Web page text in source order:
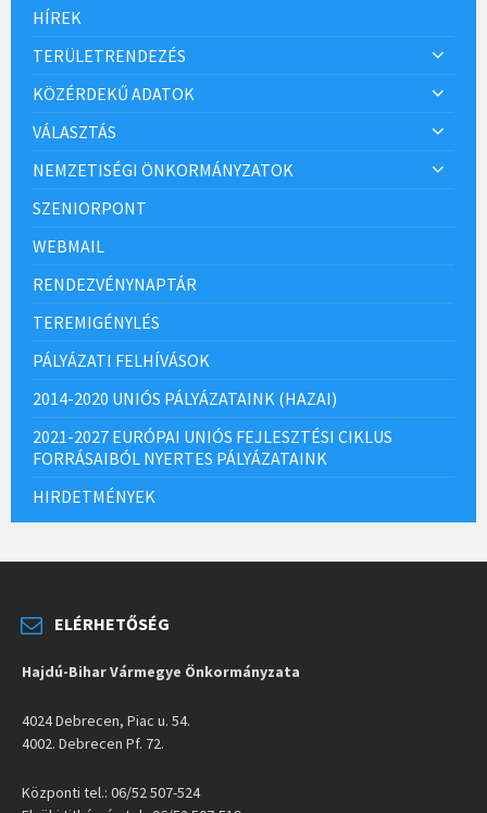
HÍREK
TERÜLETRENDEZÉS
KÖZÉRDEKŰ ADATOK
VÁLASZTÁS
NEMZETISÉGI ÖNKORMÁNYZATOK
SZENIORPONT
WEBMAIL
RENDEZVÉNYNAPTÁR
TEREMIGÉNYLÉS
PÁLYÁZATI FELHÍVÁSOK
2014-2020 UNIÓS PÁLYÁZATAINK (HAZAI)
2021-2027 EURÓPAI UNIÓS FEJLESZTÉSI CIKLUS
FORRÁSAIBÓL NYERTES PÁLYÁZATAINK
HIRDETMÉNYEK
ELÉRHETŐSÉG
Hajdú-Bihar Vármegye Önkormányzata
4024 Debrecen, Piac u. 54.
4002. Debrecen Pf. 72.
Központi tel.: 06/52 507-524